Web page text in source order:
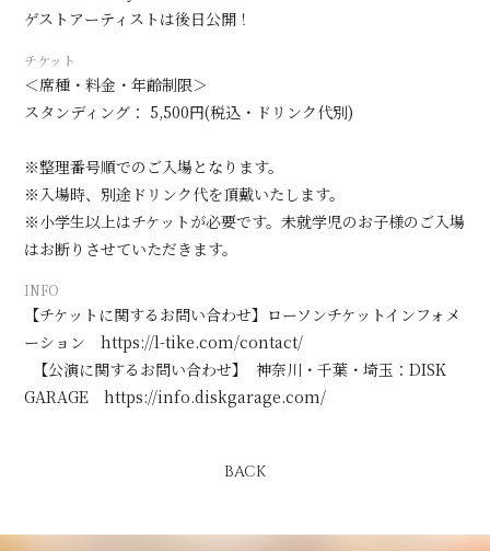
ログイン
ゲストアーティストは後日公開！
チケット
＜席種・料金・年齢制限＞
スタンディング： 5,500円(税込・ドリンク代別)
※整理番号順でのご入場となります。
※入場時、別途ドリンク代を頂戴いたします。
※小学生以上はチケットが必要です。未就学児のお子様のご入場
はお断りさせていただきます。
INFO
【チケットに関するお問い合わせ】ローソンチケットインフォメ
ーションhttps://l-tike.com/contact/
【公演に関するお問い合わせ】 神奈川・千葉・埼玉：DISK
GARAGEhttps://info.diskgarage.com/
BACK